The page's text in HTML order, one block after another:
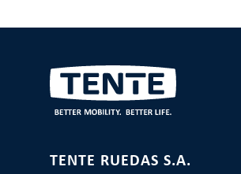
TENTE RUEDAS S.A.